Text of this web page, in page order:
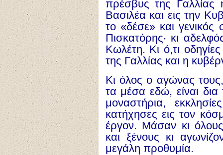
πρέσβυς της Γαλλίας
Βασιλέα και εις την
το «δέσε» και γενικός
Πισκατόρης· κι
Κωλέτη. Κι ό,τι
της Γαλλίας και η
Κι όλος ο αγώνας
τα μέσα εδώ, είναι δια
μοναστήρια,
κατήχησες εις τον
έργον. Μάσαν κι
και ξένους κι
μεγάλη προθυμία.